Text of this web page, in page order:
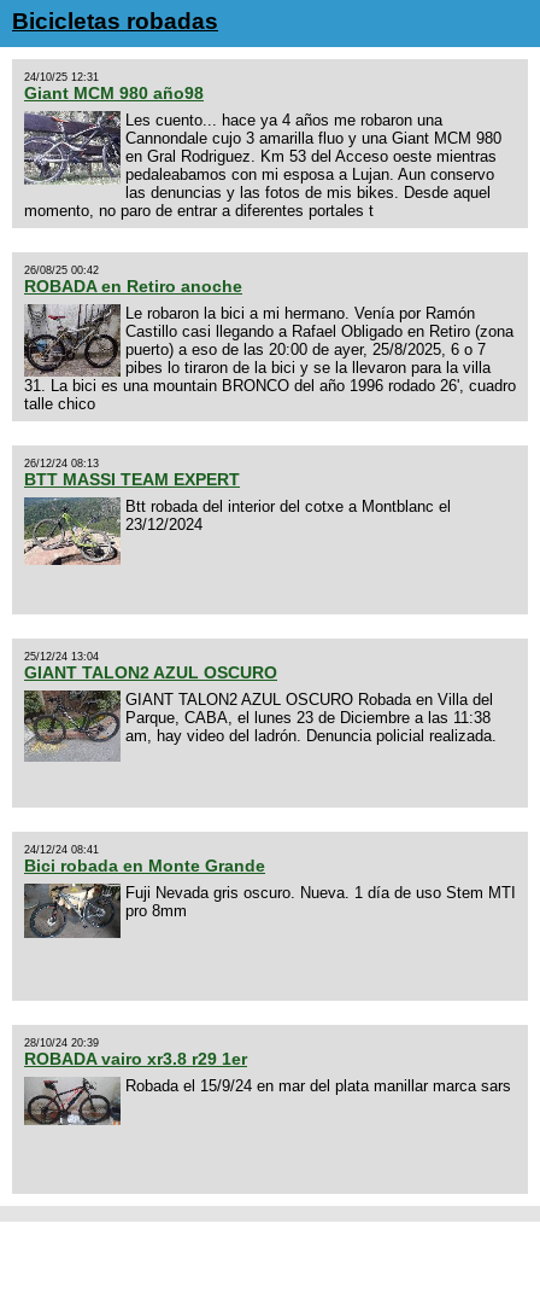
Bicicletas robadas
24/10/25 12:31
Giant MCM 980 año98
Les cuento... hace ya 4 años me robaron una
Cannondale cujo 3 amarilla fluo y una Giant MCM 980
en Gral Rodriguez. Km 53 del Acceso oeste mientras
pedaleabamos con mi esposa a Lujan. Aun conservo
las denuncias y las fotos de mis bikes. Desde aquel
momento, no paro de entrar a diferentes portales t
26/08/25 00:42
ROBADA en Retiro anoche
Le robaron la bici a mi hermano. Venía por Ramón
Castillo casi llegando a Rafael Obligado en Retiro (zona
puerto) a eso de las 20:00 de ayer, 25/8/2025, 6 o 7
pibes lo tiraron de la bici y se la llevaron para la villa
31. La bici es una mountain BRONCO del año 1996 rodado 26', cuadro
talle chico
26/12/24 08:13
BTT MASSI TEAM EXPERT
Btt robada del interior del cotxe a Montblanc el
23/12/2024
25/12/24 13:04
GIANT TALON2 AZUL OSCURO
GIANT TALON2 AZUL OSCURO Robada en Villa del
Parque, CABA, el lunes 23 de Diciembre a las 11:38
am, hay video del ladrón. Denuncia policial realizada.
24/12/24 08:41
Bici robada en Monte Grande
Fuji Nevada gris oscuro. Nueva. 1 día de uso Stem MTI
pro 8mm
28/10/24 20:39
ROBADA vairo xr3.8 r29 1er
Robada el 15/9/24 en mar del plata manillar marca sars